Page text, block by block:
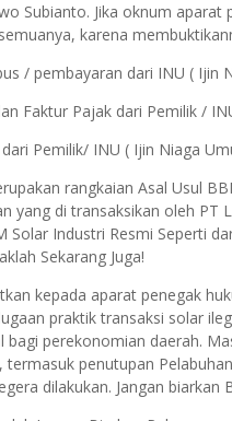
Subianto. Jika oknum
karena
/ pembayaran dari INU ( Ijin
Faktur Pajak dari Pemilik /
Pemilik/ INU ( Ijin Niaga
rangkaian Asal Usul
yang di transaksikan oleh PT
Solar Industri Resmi Seperti
Sekarang Juga!
kepada aparat penegak
praktik transaksi solar
bagi perekonomian daerah.
termasuk penutupan
dilakukan. Jangan